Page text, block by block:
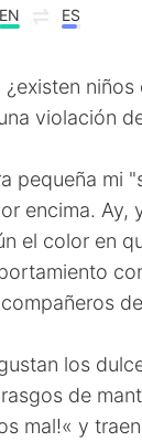
EN ES
violación
pequeña mi
encima. Ay,
el color en
los
de
mal!« y